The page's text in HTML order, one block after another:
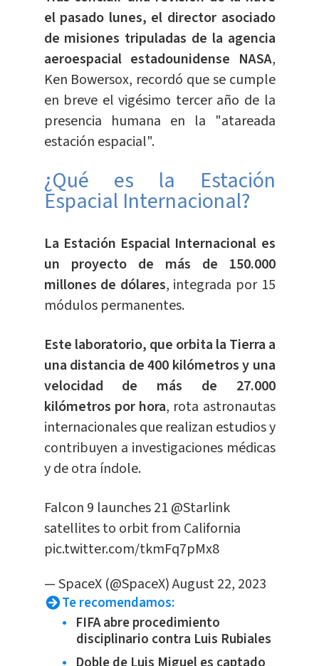
el pasado lunes, el director asociado
de misiones tripuladas de la agencia
aeroespacial estadounidense NASA,
Ken Bowersox, recordó que se cumple
en breve el vigésimo tercer año de la
presencia humana en la "atareada
estación espacial".
¿Qué es la Estación
Espacial Internacional?
La Estación Espacial Internacional es
un proyecto de más de 150.000
millones de dólares, integrada por 15
módulos permanentes.
Este laboratorio, que orbita la Tierra a
una distancia de 400 kilómetros y una
velocidad de más de 27.000
kilómetros por hora, rota astronautas
internacionales que realizan estudios y
contribuyen a investigaciones médicas
y de otra índole.
Falcon 9 launches 21 @Starlink
satellites to orbit from California
pic.twitter.com/tkmFq7pMx8
— SpaceX (@SpaceX)August 22, 2023
Te recomendamos:
FIFA abre procedimiento
disciplinario contra Luis Rubiales